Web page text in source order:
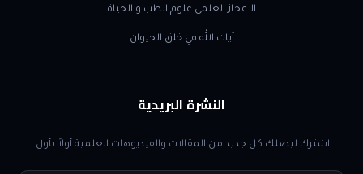
الاعجاز العلمي علوم الطب و الحياة
آيات الله في خلق الحيوان
النشرة البريدية
اشترك ليصلك كل جديد من المقالات والفيديوهات العلمية أولاً بأول.